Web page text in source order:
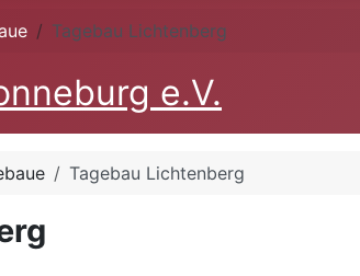
Tagebau Lichtenberg
e.V.
Tagebau Lichtenberg